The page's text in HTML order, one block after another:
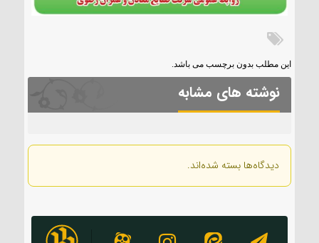
این مطلب بدون برچسب می باشد.
نوشته های مشابه
دیدگاه‌ها بسته شده‌اند.